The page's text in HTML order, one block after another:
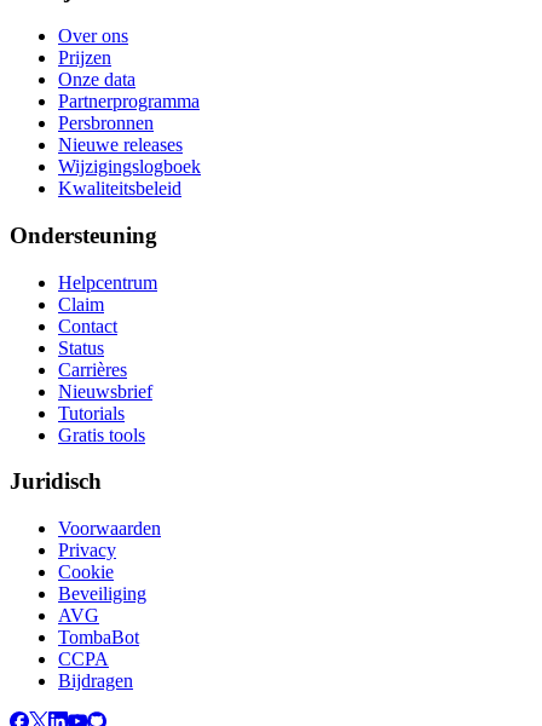
Over ons
Prijzen
Onze data
Partnerprogramma
Persbronnen
Nieuwe releases
Wijzigingslogboek
Kwaliteitsbeleid
Ondersteuning
Helpcentrum
Claim
Contact
Status
Carrières
Nieuwsbrief
Tutorials
Gratis tools
Juridisch
Voorwaarden
Privacy
Cookie
Beveiliging
AVG
TombaBot
CCPA
Bijdragen